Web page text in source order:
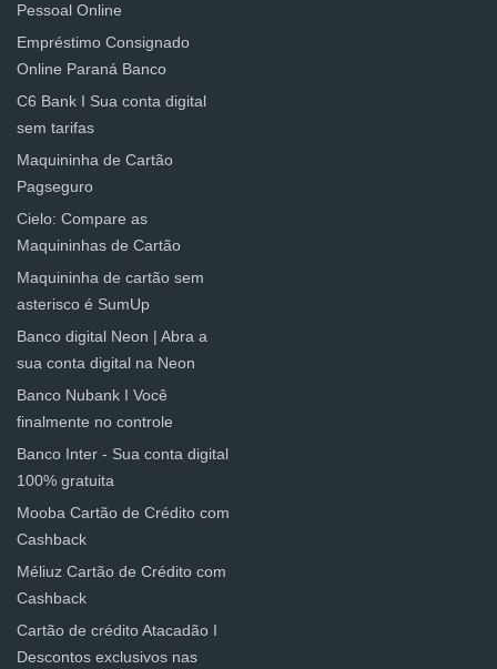
Pessoal Online
Empréstimo Consignado
Online Paraná Banco
C6 Bank I Sua conta digital
sem tarifas
Maquininha de Cartão
Pagseguro
Cielo: Compare as
Maquininhas de Cartão
Maquininha de cartão sem
asterisco é SumUp
Banco digital Neon | Abra a
sua conta digital na Neon
Banco Nubank I Você
finalmente no controle
Banco Inter - Sua conta digital
100% gratuita
Mooba Cartão de Crédito com
Cashback
Méliuz Cartão de Crédito com
Cashback
Cartão de crédito Atacadão I
Descontos exclusivos nas